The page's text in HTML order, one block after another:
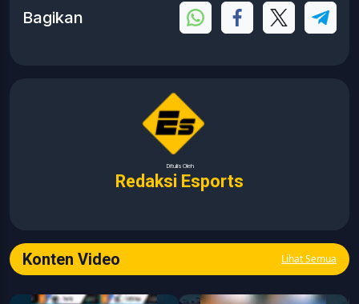
Bagikan
Ditulis Oleh
Redaksi Esports
Konten Video Lihat Semua